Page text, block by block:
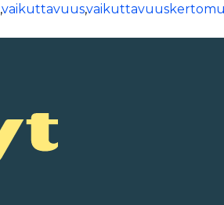
,vaikuttavuus,